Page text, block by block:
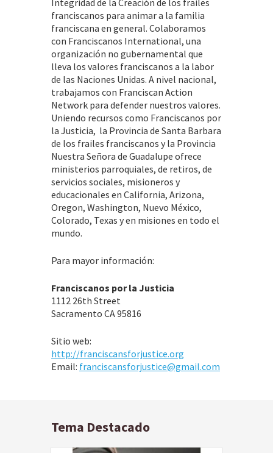
franciscanos para animar a la familia
franciscana en general. Colaboramos
con Franciscanos International, una
organización no gubernamental que
lleva los valores franciscanos a la labor
de las Naciones Unidas. A nivel nacional,
trabajamos con Franciscan Action
Network para defender nuestros valores.
Uniendo recursos como Franciscanos por
la Justicia, la Provincia de Santa Barbara
de los frailes franciscanos y la Provincia
Nuestra Señora de Guadalupe ofrece
ministerios parroquiales, de retiros, de
servicios sociales, misioneros y
educacionales en California, Arizona,
Oregon, Washington, Nuevo México,
Colorado, Texas y en misiones en todo el
mundo.
Para mayor información:
Franciscanos por la Justicia
1112 26th Street
Sacramento CA 95816
Sitio web:
http://franciscansforjustice.org
Email: franciscansforjustice@gmail.com
Tema Destacado